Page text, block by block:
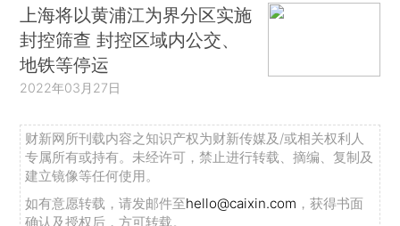
上海将以黄浦江为界分区实施
封控筛查 封控区域内公交、
地铁等停运
2022年03月27日
财新网所刊载内容之知识产权为财新传媒及/或相关权利人
专属所有或持有。未经许可，禁止进行转载、摘编、复制及
建立镜像等任何使用。
如有意愿转载，请发邮件至hello@caixin.com ，获得书面
确认及授权后，方可转载。